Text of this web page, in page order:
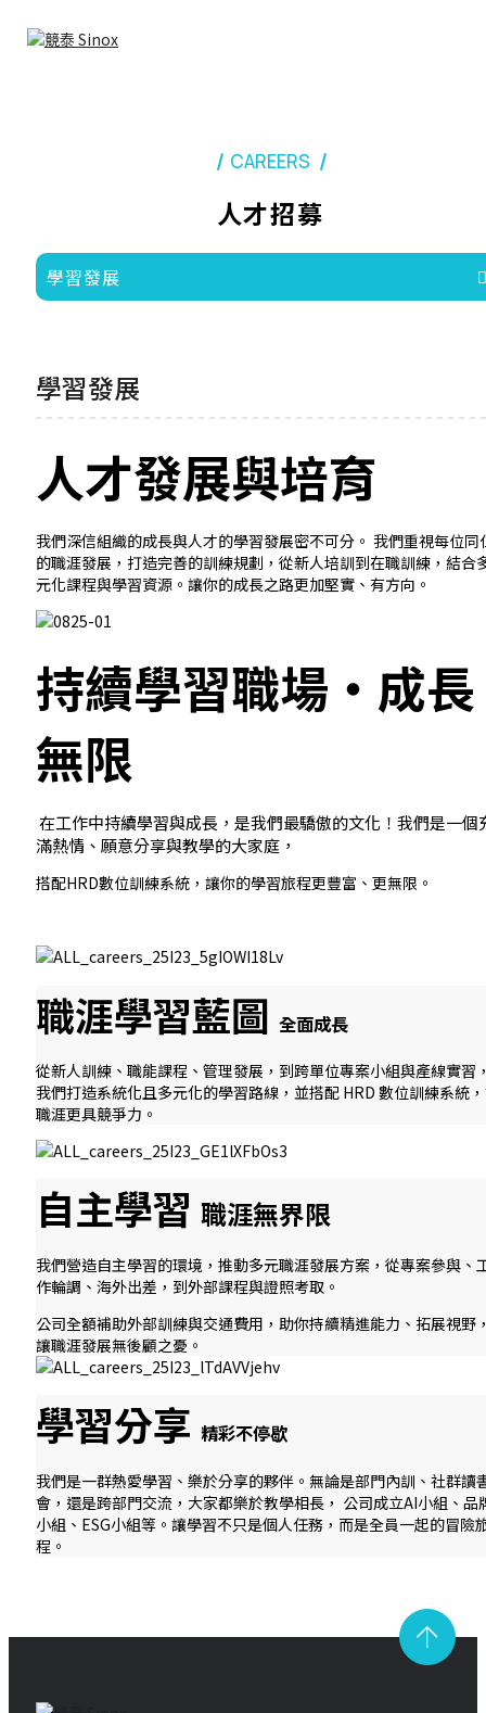
CAREERS
人才招募
學習發展
學習發展
人才發展與培育
我們深信組織的成長與人才的學習發展密不可分。 我們重視每位同
的職涯發展，打造完善的訓練規劃，從新人培訓到在職訓練， 結合
元化課程與學習資源。 讓你的成長之路更加堅實、有方向。
持續學習職場・成長
無限
在工作中持續學習與成長，是我們最驕傲的文化！我們是一個
滿熱情、願意分享與教學的大家庭，
搭配HRD數位訓練系統，讓你的學習旅程更豐富、更無限。
職涯學習藍圖 全面成長
從新人訓練、職能課程、管理發展，到跨單位專案小組與產線實習
我們打造系統化且多元化的學習路線，並搭配 HRD 數位訓練系統
職涯更具競爭力。
自主學習 職涯無界限
我們營造自主學習的環境，推動多元職涯發展方案，從專案參與、
作輪調、海外出差，到外部課程與證照考取。
公司全額補助外部訓練與交通費用，助你持續精進能力、拓展視野
讓職涯發展無後顧之憂。
學習分享 精彩不停歇
我們是一群熱愛學習、樂於分享的夥伴。無論是部門內訓、社群讀
會，還是跨部門交流，大家都樂於教學相長， 公司成立AI小組、品
小組、ESG小組等。讓學習不只是個人任務，而是全員一起的冒險
程。